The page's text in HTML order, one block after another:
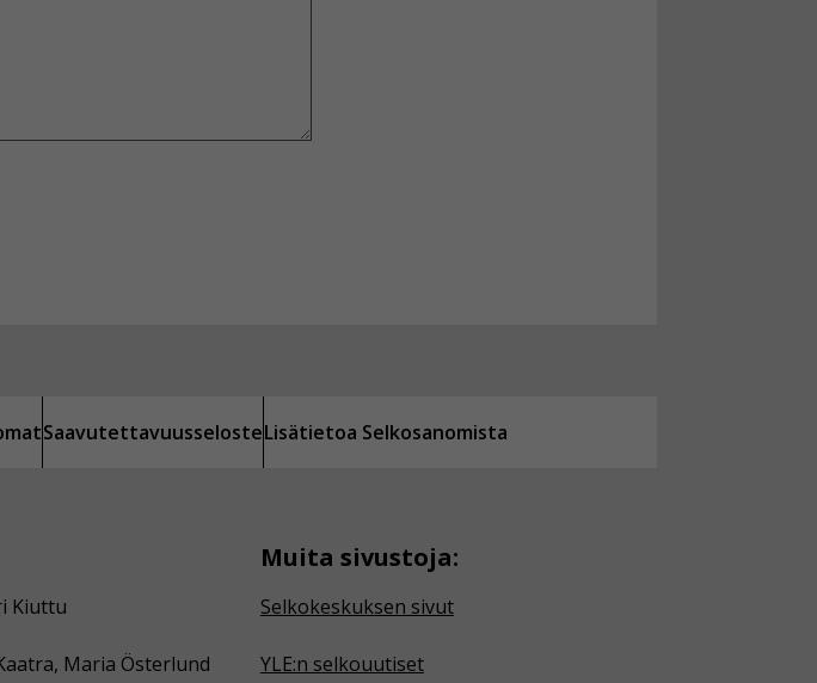
SaavutettavuusselosteLisätietoa Selkosanomista
Kiuttu
Maria Österlund
Muita sivustoja:
Selkokeskuksen sivut
YLE:n selkouutiset